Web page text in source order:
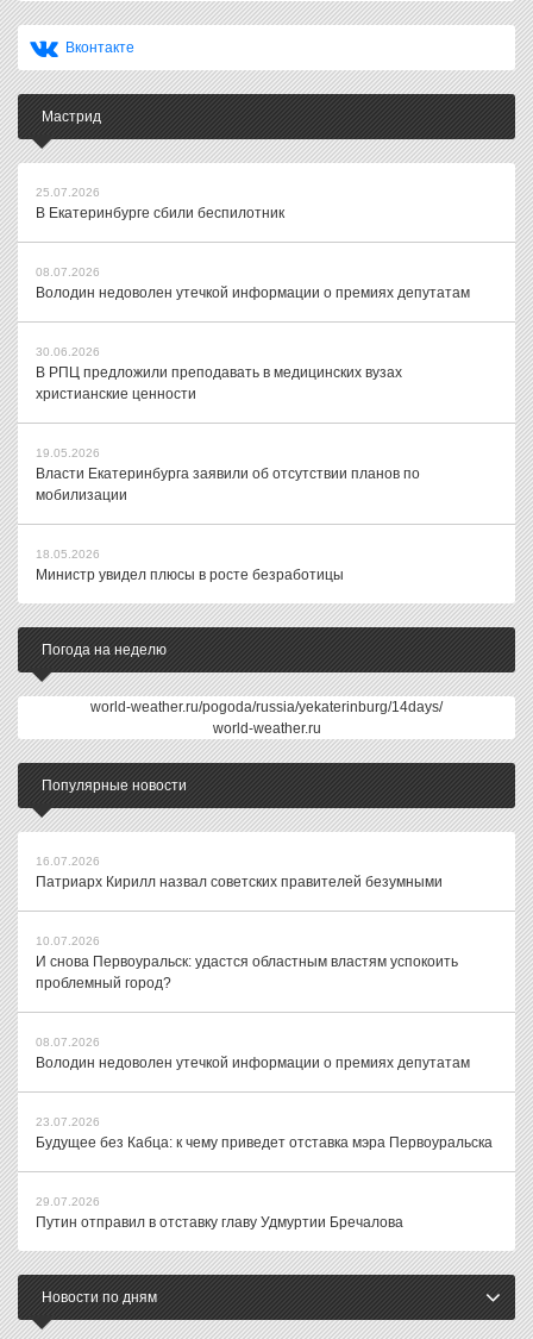
Вконтакте
Мастрид
25.07.2026
В Екатеринбурге сбили беспилотник
08.07.2026
Володин недоволен утечкой информации о премиях депутатам
30.06.2026
В РПЦ предложили преподавать в медицинских вузах
христианские ценности
19.05.2026
Власти Екатеринбурга заявили об отсутствии планов по
мобилизации
18.05.2026
Министр увидел плюсы в росте безработицы
Погода на неделю
world-weather.ru/pogoda/russia/yekaterinburg/14days/
world-weather.ru
Популярные новости
16.07.2026
Патриарх Кирилл назвал советских правителей безумными
10.07.2026
И снова Первоуральск: удастся областным властям успокоить
проблемный город?
08.07.2026
Володин недоволен утечкой информации о премиях депутатам
23.07.2026
Будущее без Кабца: к чему приведет отставка мэра Первоуральска
29.07.2026
Путин отправил в отставку главу Удмуртии Бречалова
Новости по дням